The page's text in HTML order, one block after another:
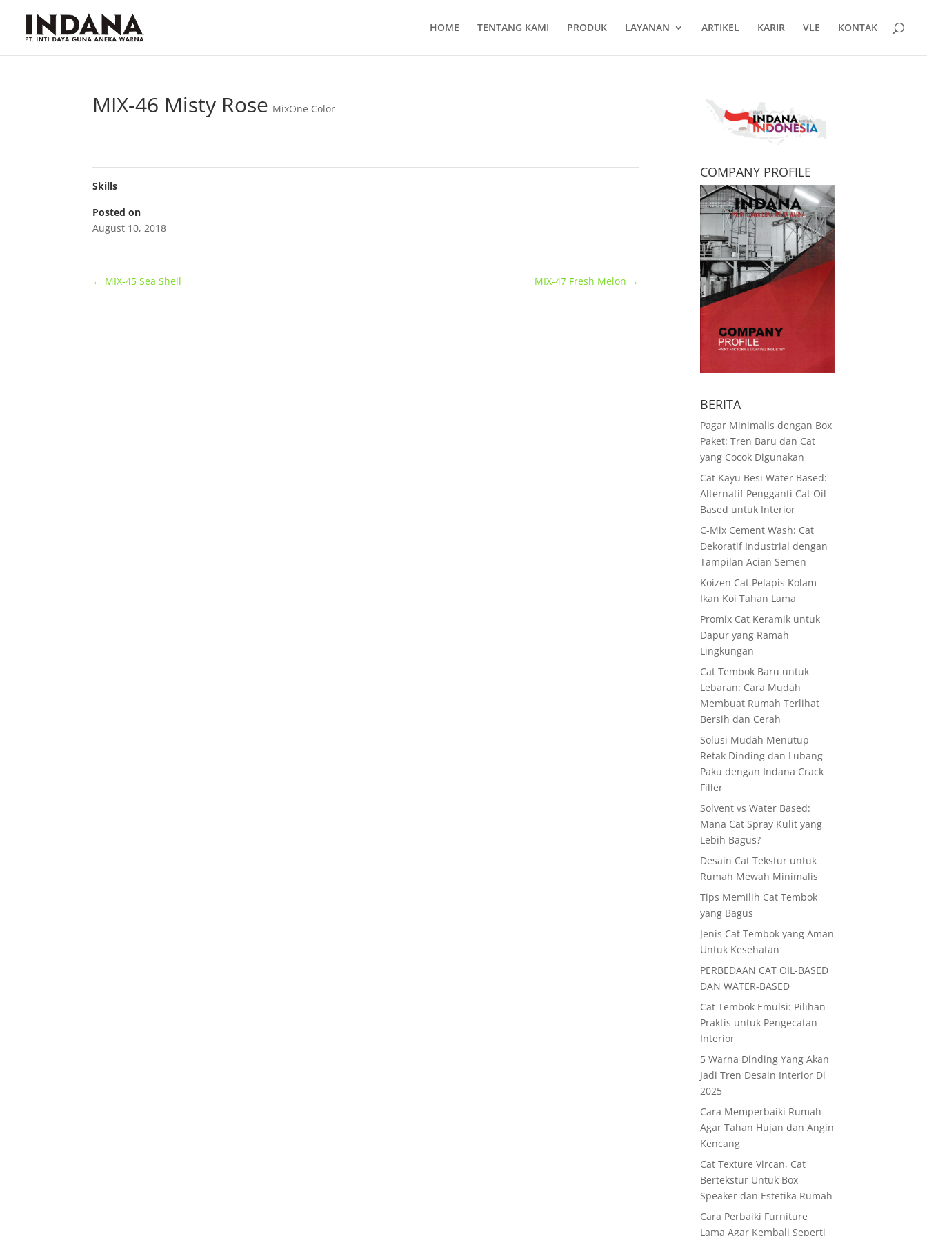
HOME TENTANG KAMI PRODUK LAYANAN ARTIKEL KARIR VLE KONTAK
MIX-46 Misty Rose MixOne Color
Skills
Posted on
August 10, 2018
← MIX-45 Sea Shell MIX-47 Fresh Melon →
COMPANY PROFILE
BERITA
Pagar Minimalis dengan Box
Paket: Tren Baru dan Cat
yang Cocok Digunakan
Cat Kayu Besi Water Based:
Alternatif Pengganti Cat Oil
Based untuk Interior
C-Mix Cement Wash: Cat
Dekoratif Industrial dengan
Tampilan Acian Semen
Koizen Cat Pelapis Kolam
Ikan Koi Tahan Lama
Promix Cat Keramik untuk
Dapur yang Ramah
Lingkungan
Cat Tembok Baru untuk
Lebaran: Cara Mudah
Membuat Rumah Terlihat
Bersih dan Cerah
Solusi Mudah Menutup
Retak Dinding dan Lubang
Paku dengan Indana Crack
Filler
Solvent vs Water Based:
Mana Cat Spray Kulit yang
Lebih Bagus?
Desain Cat Tekstur untuk
Rumah Mewah Minimalis
Tips Memilih Cat Tembok
yang Bagus
Jenis Cat Tembok yang Aman
Untuk Kesehatan
PERBEDAAN CAT OIL-BASED
DAN WATER-BASED
Cat Tembok Emulsi: Pilihan
Praktis untuk Pengecatan
Interior
5 Warna Dinding Yang Akan
Jadi Tren Desain Interior Di
2025
Cara Memperbaiki Rumah
Agar Tahan Hujan dan Angin
Kencang
Cat Texture Vircan, Cat
Bertekstur Untuk Box
Speaker dan Estetika Rumah
Cara Perbaiki Furniture
Lama Agar Kembali Seperti